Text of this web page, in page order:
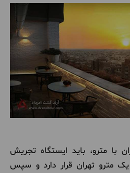
با مترو، باید ایستگاه تجریش
مترو تهران قرار دارد و سپس